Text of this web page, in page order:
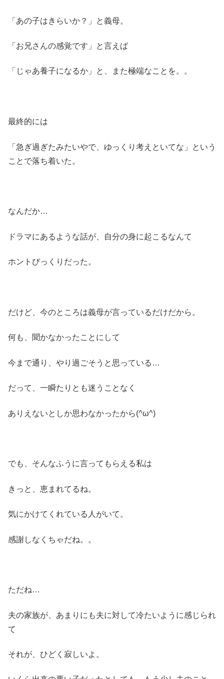
「あの子はきらいか？」と義母。
「お兄さんの感覚です」と言えば
「じゃあ養子になるか」と、また極端なことを。。
最終的には
「急ぎ過ぎたみたいやで、ゆっくり考えといてな」という
ことで落ち着いた。
なんだか…
ドラマにあるような話が、自分の身に起こるなんて
ホントびっくりだった。
だけど、今のところは義母が言っているだけだから。
何も、聞かなかったことにして
今まで通り、やり過ごそうと思っている…
だって、一瞬たりとも迷うことなく
ありえないとしか思わなかったから(^ω^)
でも、そんなふうに言ってもらえる私は
きっと、恵まれてるね。
気にかけてくれている人がいて。
感謝しなくちゃだね。。
ただね…
夫の家族が、あまりにも夫に対して冷たいように感じられ
て
それが、ひどく寂しいよ。